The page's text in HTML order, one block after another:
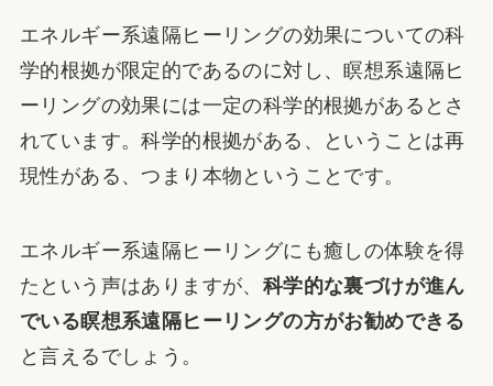
エネルギー系遠隔ヒーリングの効果についての科
学的根拠が限定的であるのに対し、瞑想系遠隔ヒ
ーリングの効果には一定の科学的根拠があるとさ
れています。科学的根拠がある、ということは再
現性がある、つまり本物ということです。
エネルギー系遠隔ヒーリングにも癒しの体験を得
たという声はありますが、 科学的な裏づけが進ん
でいる瞑想系遠隔ヒーリングの方がお勧めできる
と言えるでしょう。